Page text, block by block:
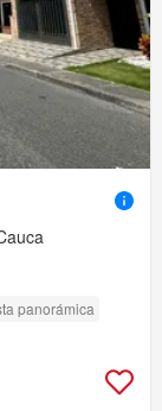
panorámica